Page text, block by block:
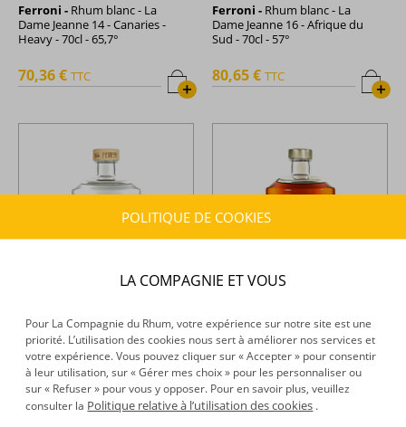
Ferroni - Rhum blanc - La
Dame Jeanne 14 - Canaries -
Heavy - 70cl - 65,7°
+
70,36 € TTC
Ferroni - Rhum blanc - La
Dame Jeanne 16 - Afrique du
Sud - 70cl - 57°
+
80,65 € TTC
Ferroni -Rhum blanc - La
Dame Jeanne 4 - L'Atlantique
- Ed. 2022 - 70cl - 57°
+
40,48 €TTC
Ferroni - Rhum hors d'âge -
Brasseurs d'enfer - Barley
Wine - Rubé Brasserie - 2015 -
70cl - 47°
45,90 €TTC
POLITIQUE DE COOKIES
LA COMPAGNIE ET VOUS
Pour La Compagnie du Rhum, votre expérience sur notre site est une
priorité. L’utilisation des cookies nous sert à améliorer nos services et
votre expérience. Vous pouvez cliquer sur « Accepter » pour consentir
à leur utilisation, sur « Gérer mes choix » pour les personnaliser ou
sur « Refuser » pour vous y opposer. Pour en savoir plus, veuillez
consulter la Politique relative à l’utilisation des cookies .